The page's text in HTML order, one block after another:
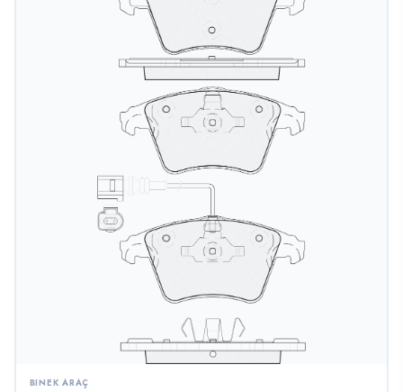
BINEK ARAÇ